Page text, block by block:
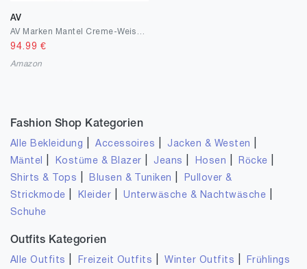
AV
94.99 €
Amazon
Fashion Shop Kategorien
Alle Bekleidung |Accessoires Jacken & Westen
Mäntel Kostüme & Blazer Jeans Hosen Röcke
Shirts & Tops Blusen & Tuniken
Pullover &
Strickmode
Kleider |Unterwäsche & Nachtwäsche
Schuhe
Outfits Kategorien
Alle Outfits Freizeit Outfits |Winter Outfits
Frühlings